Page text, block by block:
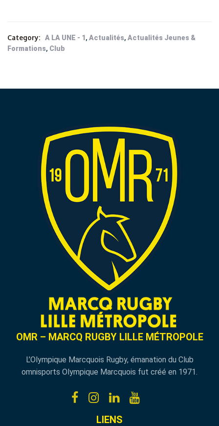
Category: A LA UNE - 1 , Actualités, Actualités Jeunes &
Formations, Club
OMR – MARCQ RUGBY LILLE MÉTROPOLE
L’Olympique Marcquois Rugby, émanation du Club
omnisports Olympique Marcquois fut créé en 1971.
LIENS